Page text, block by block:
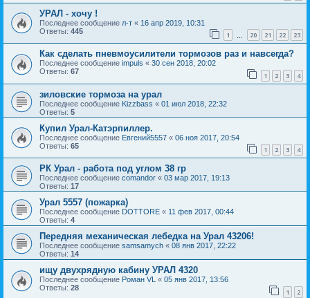
УРАЛ - хочу !
Последнее сообщение л-т « 16 апр 2019, 10:31
Ответы: 445 1 20 21 22 23
Как сделать пневмоусилители тормозов раз и навсегда?
Последнее сообщение impuls « 30 сен 2018, 20:02
Ответы: 67 1 2 3 4
зиловские тормоза на урал
Последнее сообщение Kizzbass « 01 июл 2018, 22:32
Ответы: 5
Купил Урал-Катэрпиллер.
Последнее сообщение Евгений5557 « 06 ноя 2017, 20:54
Ответы: 65 1 2 3 4
РК Урал - работа под углом 38 гр
Последнее сообщение comandor « 03 мар 2017, 19:13
Ответы: 17
Урал 5557 (пожарка)
Последнее сообщение DOTTORE « 11 фев 2017, 00:44
Ответы: 4
Передняя механическая лебедка на Урал 43206!
Последнее сообщение samsamych « 08 янв 2017, 22:22
Ответы: 14
ищу двухрядную кабину УРАЛ 4320
Последнее сообщение Роман VL « 05 янв 2017, 13:56
Ответы: 28 1 2